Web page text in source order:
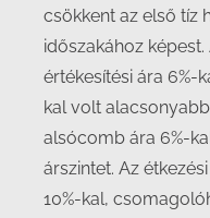
csökkent az első tíz
időszakához
értékesítési ára 6%-
kal volt
alsócomb ára 6%-
árszintet. Az
10%-kal,